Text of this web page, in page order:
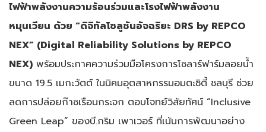
ไฟฟ้าพลังงานความร้อนร่วมและโรงไฟฟ้าพลังงาน
หมุนเวียน ด้วย “ดิจิทัลโซลูชันอัจฉริยะ DRS by REPCO
NEX” (Digital Reliability Solutions by REPCO
NEX) พร้อมประกาศความร่วมมือโครงการโซลาร์ฟาร์มลอยน้ำ
ขนาด 19.5 เมกะวัตต์ ในนิคมอุตสาหกรรมอมตะซิตี้ ชลบุรี ช่วย
ลดการปล่อยก๊าซเรือนกระจก ตอบโจทย์วิสัยทัศน์ “Inclusive
Green Leap” ของบี.กริม เพาเวอร์ ที่เน้นการพัฒนาอย่าง